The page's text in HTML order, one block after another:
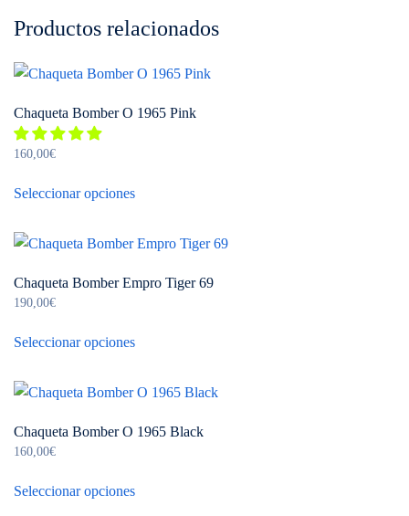
Productos relacionados
Chaqueta Bomber O 1965 Pink
160,00€
Seleccionar opcionesproducto
múltiples
Las
en
la
producto
Chaqueta Bomber Empro Tiger 69
190,00€
Seleccionar opcionesproducto
múltiples
Las
Chaqueta Bomber O 1965 Black
160,00€
Seleccionar opcionesproducto